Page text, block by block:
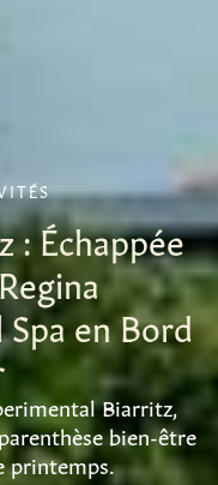
: Échappée
en Bord
Biarritz,
bien-être
printemps.